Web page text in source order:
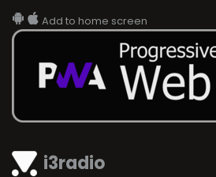
i3radio
Add to home screen